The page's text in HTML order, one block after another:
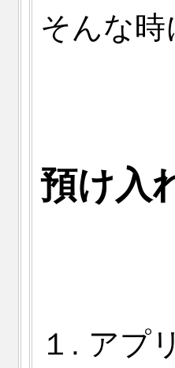
そんな
預け入
１. アプ